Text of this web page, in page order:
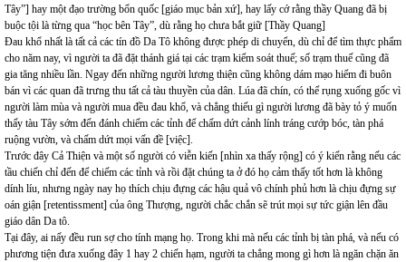
Tây”] hay một đạo trường bổn quốc [giáo mục bản xứ], hay lấy cớ rằng thầy Quang đã bị
buộc tội là từng qua “học bên Tây”, dù rằng họ chưa bắt giữ [Thầy Quang]
Đau khổ nhất là tất cả các tín đồ Da Tô không được phép di chuyển, dù chỉ để tìm thực phẩm
cho năm nay, vì người ta đã đặt thánh giá tại các trạm kiểm soát thuế; số trạm thuế cũng đã
gia tăng nhiều lần. Ngay đến những người lương thiện cũng không dám mạo hiểm đi buôn
bán vì các quan đã trưng thu tất cả tàu thuyền của dân. Lúa đã chín, có thể rụng xuống gốc vì
người làm mùa và người mua đều đau khổ, và chẳng thiếu gì người lương đã bày tỏ ý muốn
thấy tàu Tây sớm đến đánh chiếm các tỉnh để chấm dứt cảnh lính tráng cướp bóc, tàn phá
ruộng vườn, và chấm dứt mọi vấn đề [việc].
Trước đây Cả Thiện và một số người có viễn kiến [nhìn xa thấy rộng] có ý kiến rằng nếu các
tầu chiến chỉ đến để chiếm các tỉnh và rồi đặt chúng ta ở đó họ cảm thấy tốt hơn là không
dính líu, nhưng ngày nay họ thích chịu đựng các hậu quả vô chính phủ hơn là chịu đựng sự
oán giận [retentissment] của ông Thượng, người chắc chắn sẽ trút mọi sự tức giận lên đầu
giáo dân Da tô.
Tại đây, ai nấy đều run sợ cho tính mạng họ. Trong khi mà nếu các tỉnh bị tàn phá, và nếu có
phương tiện đưa xuống đây 1 hay 2 chiến hạm, người ta chẳng mong gì hơn là ngăn chặn ăn